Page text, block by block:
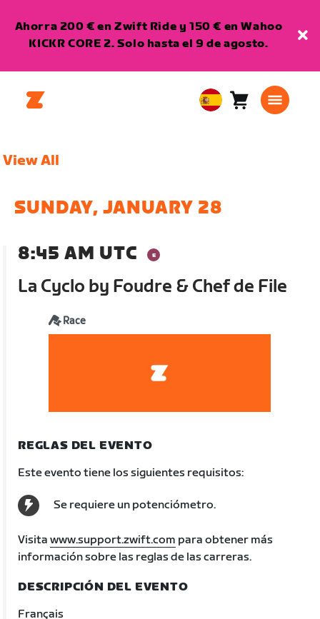
Ahorra 200 € en Zwift Ride y 150 € en Wahoo
KICKR CORE 2. Solo hasta el 9 de agosto.
EuropeanCarro0
View All
SUNDAY, JANUARY 28
8:45 AM UTC
La Cyclo by Foudre & Chef de File
Race
REGLAS DEL EVENTO
Este evento tiene los siguientes requisitos:
Se requiere un potenciómetro.
Visitawww.support.zwift.com para obtener más
información sobre las reglas de las carreras.
DESCRIPCIÓN DEL EVENTO
Français